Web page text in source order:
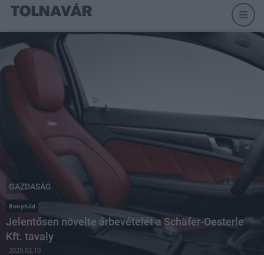
GAZDASÁG
Bonyhád
Jelentősen növelte árbevételét a Schäfer-Oesterle
Kft. tavaly
2020.02.10